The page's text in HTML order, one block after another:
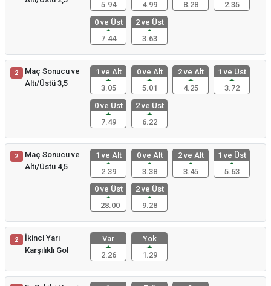
5.94 4.99 8.28
2.35
0 ve Üst
7.44
2 ve Üst
3.63
2
Maç Sonucu ve
Altı/Üstü 3,5
1 ve Alt
3.05
0 ve Alt
5.01
2 ve Alt
4.25
1 ve Üst
3.72
0 ve Üst
7.49
2 ve Üst
6.22
2
Maç Sonucu ve
Altı/Üstü 4,5
1 ve Alt
2.39
0 ve Alt
3.38
2 ve Alt
3.45
1 ve Üst
5.63
0 ve Üst
28.00
2 ve Üst
9.28
2
İkinci Yarı
Karşılıklı Gol
Var
2.26
Yok
1.29